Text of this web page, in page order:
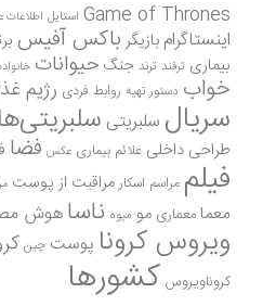
Game of Thrones استایل اطلاعات
اینستاگرام بازیگر باکس آفیس
بیماری ترفند ترند جنگ حیوانات
خواب دستور تهیه روابط فردی رژیم
سریال سلبریتی سلبریتی‌ها
طراحی داخلی علائم بیماری عکس فضا
فیلم مراسم اسکارمراقبت از پوست
معمامعماری مو میوه ناساهوش
ویروس کرونا پوست چین
کروناویروس کشورها